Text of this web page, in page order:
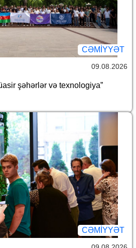
CƏMİYYƏT
09.08.2026
şəhərlər və texnologiya”
CƏMİYYƏT